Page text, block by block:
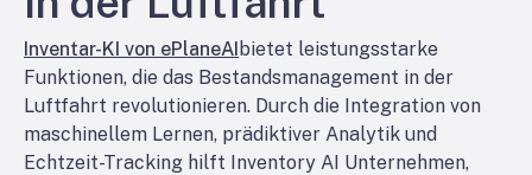
Inventar-KI von ePlaneAIbietet leistungsstarke
Funktionen, die das Bestandsmanagement in der
Luftfahrt revolutionieren. Durch die Integration von
maschinellem Lernen, prädiktiver Analytik und
Echtzeit-Tracking hilft Inventory AI Unternehmen,